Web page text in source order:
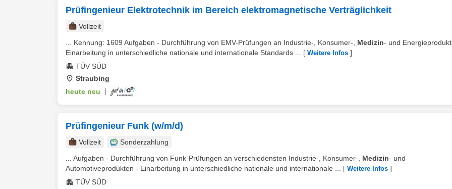
Prüfingenieur Elektrotechnik im Bereich elektromagnetische Verträglichkeit
Vollzeit
... Kennung: 1609 Aufgaben - Durchführung von EMV-Prüfungen an Industrie-, Konsumer-, Medizin- und
Einarbeitung in unterschiedliche nationale und internationale Standards ...
[ Weitere Infos ]
TÜV SÜD
Straubing
heute neu
Prüfingenieur Funk (w/m/d)
Vollzeit
Sonderzahlung
... Aufgaben - Durchführung von Funk-Prüfungen an verschiedensten Industrie-, Konsumer-, Medizin- und
Automotiveprodukten - Einarbeitung in unterschiedliche nationale und internationale ...
[ Weitere Infos ]
TÜV SÜD